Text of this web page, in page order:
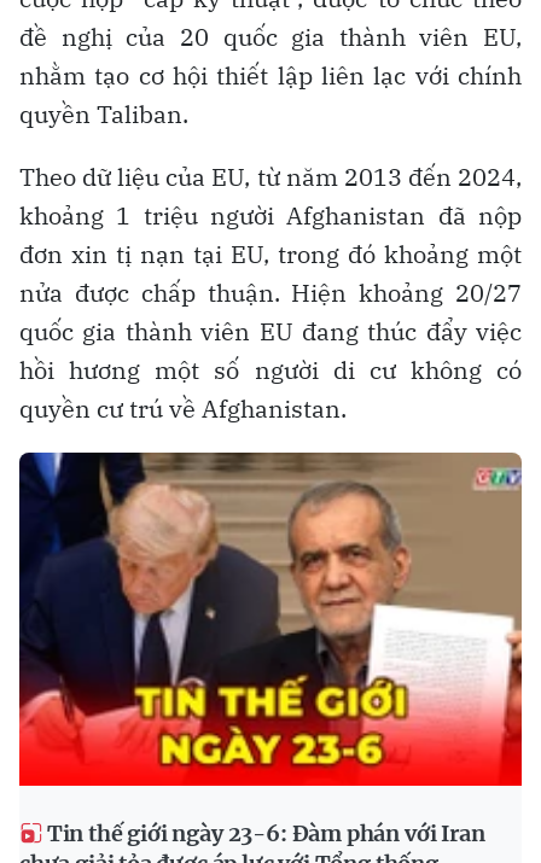
đề nghị của 20 quốc gia thành viên EU,
nhằm tạo cơ hội thiết lập liên lạc với chính
quyền Taliban.
Theo dữ liệu của EU, từ năm 2013 đến 2024,
khoảng 1 triệu người Afghanistan đã nộp
đơn xin tị nạn tại EU, trong đó khoảng một
nửa được chấp thuận. Hiện khoảng 20/27
quốc gia thành viên EU đang thúc đẩy việc
hồi hương một số người di cư không có
quyền cư trú về Afghanistan.
Tin thế giới ngày 23-6: Đàm phán với Iran